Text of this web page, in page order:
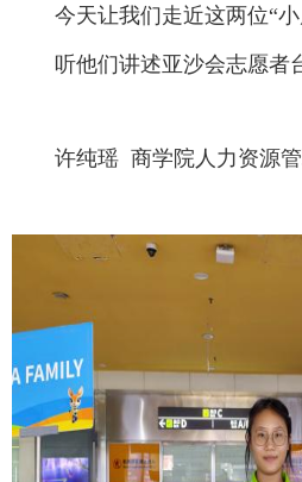
今天让我们走近这两位“
听他们讲述亚沙会志愿者
许纯瑶 商学院人力资源管